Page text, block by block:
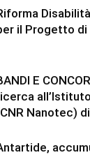
il Progetto di
E
Nanotec)